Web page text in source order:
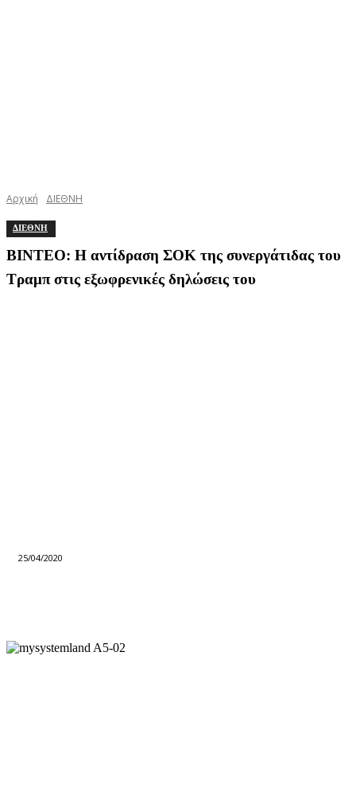
Αρχική ΔΙΕΘΝΗ
ΔΙΕΘΝΗ
ΒΙΝΤΕΟ: Η αντίδραση ΣΟΚ της συνεργάτιδας του
Τραμπ στις εξωφρενικές δηλώσεις του
25/04/2020